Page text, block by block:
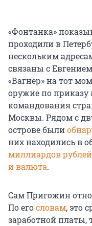
«Фонтанка»
проходили в
нескольким
связаны с
«Вагнер» на тот
оружие по приказу
командования
Москвы. Рядом с
острове были
них находились в
миллиардов
и валюта.
Сам Пригожин
По егословам, это
заработной